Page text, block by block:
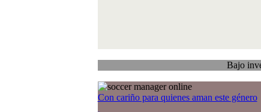
Bajo investigación
Con cariño para quienes aman este género